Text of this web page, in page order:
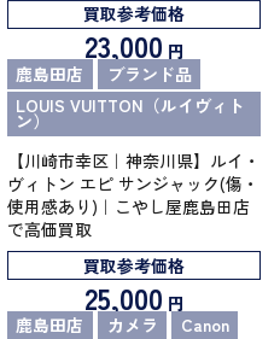
買取参考価格
23,000 円
鹿島田店
ブランド品
LOUIS VUITTON（ルイヴィト
ン）
【川崎市幸区｜神奈川県】ルイ・
ヴィトン エピ サンジャック(傷・
使用感あり)｜こやし屋鹿島田店
で高価買取
買取参考価格
25,000 円
鹿島田店 カメラ
Canon